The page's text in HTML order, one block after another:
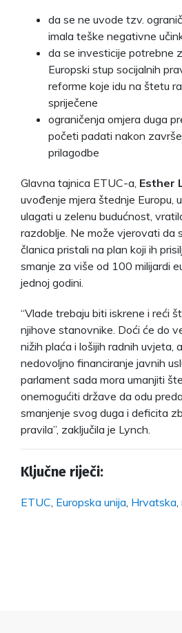
da se ne uvode tzv.
imala teške negativne
da se investicije potrebne
Europski stup socijalnih
reforme koje idu na štetu
spriječene
ograničenja omjera duga
početi padati nakon
prilagodbe
Glavna tajnica ETUC-a, Esther
uvođenje mjera štednje Europu,
ulagati u zelenu budućnost,
razdoblje. Ne može vjerovati da
članica pristali na plan koji ih
smanje za više od 100 milijardi
jednoj godini.
“Vlade trebaju biti iskrene i reći
njihove stanovnike. Doći će do
nižih plaća i lošijih radnih uvjeta,
nedovoljno financiranje javnih
parlament sada mora umanjiti
onemogućiti države da odu
smanjenje svog duga i deficita
pravila”, zaključila je Lynch.
Ključne riječi:
ETUC Europska unija Hrvatska